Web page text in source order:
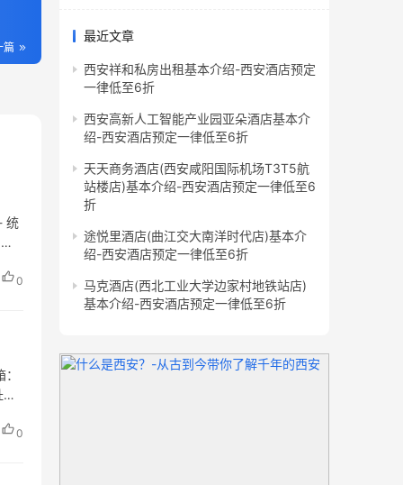
篇
统
0
-
0
最近文章
西安祥和私房出租基本介绍-西安酒店预定
一律低至6折
西安高新人工智能产业园亚朵酒店基本介
绍-西安酒店预定一律低至6折
天天商务酒店(西安咸阳国际机场T3T5航
站楼店)基本介绍-西安酒店预定一律低至6
折
途悦里酒店(曲江交大南洋时代店)基本介
绍-西安酒店预定一律低至6折
马克酒店(西北工业大学边家村地铁站店)
基本介绍-西安酒店预定一律低至6折